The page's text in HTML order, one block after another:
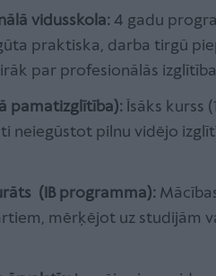
vidusskola: 4 gadu
praktiska, darba tirgū
par profesionālās
pamatizglītība): Īsāks kurss
neiegūstot pilnu vidējo
(IB programma):
mērķējot uz studijām